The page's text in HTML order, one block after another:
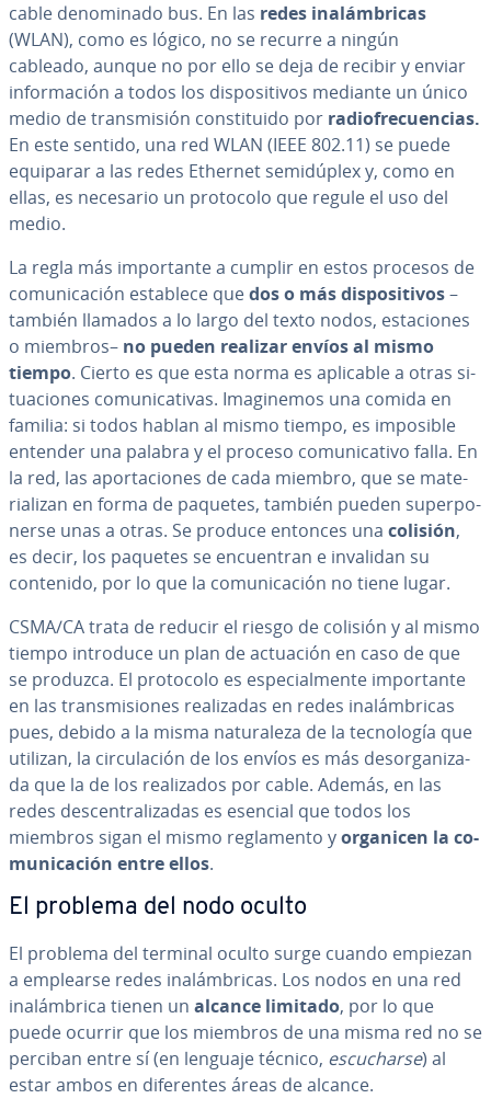
cable de­no­mi­na­do bus. En las redes in­alá­m­bri­cas
(WLAN), como es lógico, no se recurre a ningún
cableado, aunque no por ello se deja de recibir y enviar
in­fo­r­ma­ción a todos los di­s­po­si­ti­vos mediante un único
medio de tra­n­s­mi­sión co­n­s­ti­tui­do por ra­dio­fre­cue­n­cias.
En este sentido, una red WLAN (IEEE 802.11) se puede
equiparar a las redes Ethernet se­mi­dú­plex y, como en
ellas, es necesario un protocolo que regule el uso del
medio.
La regla más im­po­r­ta­n­te a cumplir en estos procesos de
co­mu­ni­ca­ción establece quedos o más di­s­po­si­ti­vos–
también llamados a lo largo del texto nodos, es­ta­cio­nes
o miembros– no pueden realizar envíos al mismo
tiempo. Cierto es que esta norma es aplicable a otras si­
tua­cio­nes co­mu­ni­ca­ti­vas. Ima­gi­ne­mos una comida en
familia: si todos hablan al mismo tiempo, es imposible
entender una palabra y el proceso co­mu­ni­ca­ti­vo falla. En
la red, las apo­r­ta­cio­nes de cada miembro, que se ma­te­
ria­li­zan en forma de paquetes, también pueden su­pe­r­po­
ne­r­se unas a otras. Se produce entonces una colisión,
es decir, los paquetes se en­cue­n­tran e invalidan su
contenido, por lo que la co­mu­ni­ca­ción no tiene lugar.
CSMA/CA trata de reducir el riesgo de colisión y al mismo
tiempo introduce un plan de actuación en caso de que
se produzca. El protocolo es es­pe­cia­l­me­n­te im­po­r­ta­n­te
en las tra­n­s­mi­sio­nes rea­li­za­das en redes in­alá­m­bri­cas
pues, debido a la misma na­tu­ra­le­za de la te­c­no­lo­gía que
utilizan, la ci­r­cu­la­ción de los envíos es más des­or­ga­ni­za­
da que la de los rea­li­za­dos por cable. Además, en las
redes de­s­ce­n­tra­li­za­das es esencial que todos los
miembros sigan el mismo re­gla­me­n­to yorganicen la co­
mu­ni­ca­ción entre ellos.
El problema del nodo oculto
El problema del terminal oculto surge cuando empiezan
a emplearse redes in­alá­m­bri­cas. Los nodos en una red
in­alá­m­bri­ca tienen un alcance limitado, por lo que
puede ocurrir que los miembros de una misma red no se
perciban entre sí (en lenguaje técnico, es­cu­char­se) al
estar ambos en di­fe­re­n­tes áreas de alcance.